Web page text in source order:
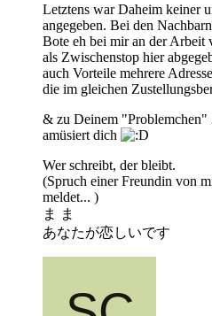
Letztens war Daheim keiner
angegeben. Bei den
Bote eh bei mir an der Arbeit
als Zwischenstop hier
auch Vorteile mehrere
die im gleichen
& zu Deinem
amüsiert dich
Wer schreibt, der bleibt.
(Spruch einer Freundin von
meldet... )
ま ま
あなたが恋しいです